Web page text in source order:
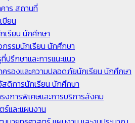
าร สถานที่
บียน
เรียน นักศึกษา
รรมนักเรียน นักศึกษา
ปรึกษาและการแนะแนว
รองและความปลอดภัยนักเรียน นักศึกษา
ดิการนักเรียน นักศึกษา
งการพิเศษและการบริการสังคม
และแผนงาน